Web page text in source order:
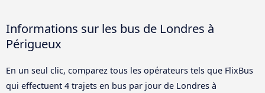
Informations sur les bus de Londres à
Périgueux
En un seul clic, comparez tous les opérateurs tels que FlixBus
qui effectuent 4 trajets en bus par jour de Londres à